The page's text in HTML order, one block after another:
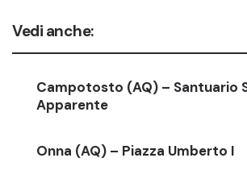
Vedi anche:
Campotosto (AQ) – Santuario
Apparente
Onna (AQ) – Piazza Umberto I